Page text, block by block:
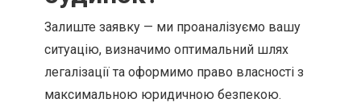
Залиште заявку — ми проаналізуємо вашу
ситуацію, визначимо оптимальний шлях
легалізації та оформимо право власності з
максимальною юридичною безпекою.